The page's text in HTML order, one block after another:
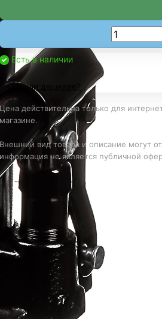
Есть в наличии
Нашли дешевле?
Цена действительна только для
магазине.
Внешний вид товара и описание могут
информация не является публичной
Отличается плавностью хода
усилий.